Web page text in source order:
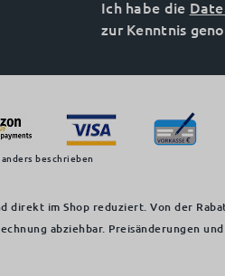
Ich habe die
zur Kenntnis
beschrieben
im Shop reduziert. Von der
abziehbar. Preisänderungen